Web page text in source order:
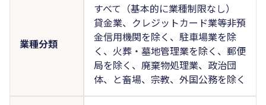
業種分類
すべて（基本的に業種制限なし）
貸金業、クレジットカード業等非預
金信用機関を除く、駐車場業を除
く、火葬・墓地管理業を除く、郵便
局を除く、廃棄物処理業、政治団
体、と畜場、宗教、外国公務を除く